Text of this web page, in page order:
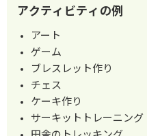
アクティビティの例
アート
ゲーム
ブレスレット作り
チェス
ケーキ作り
サーキットトレーニング